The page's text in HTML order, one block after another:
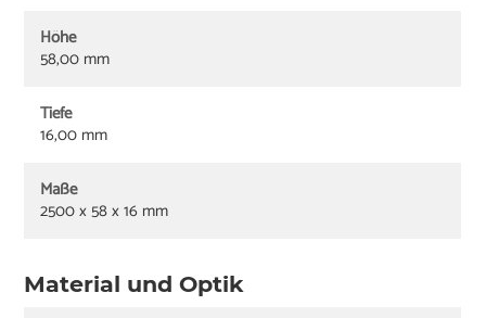
Höhe
58,00 mm
Tiefe
16,00 mm
Maße
2500 x 58 x 16 mm
Material und Optik